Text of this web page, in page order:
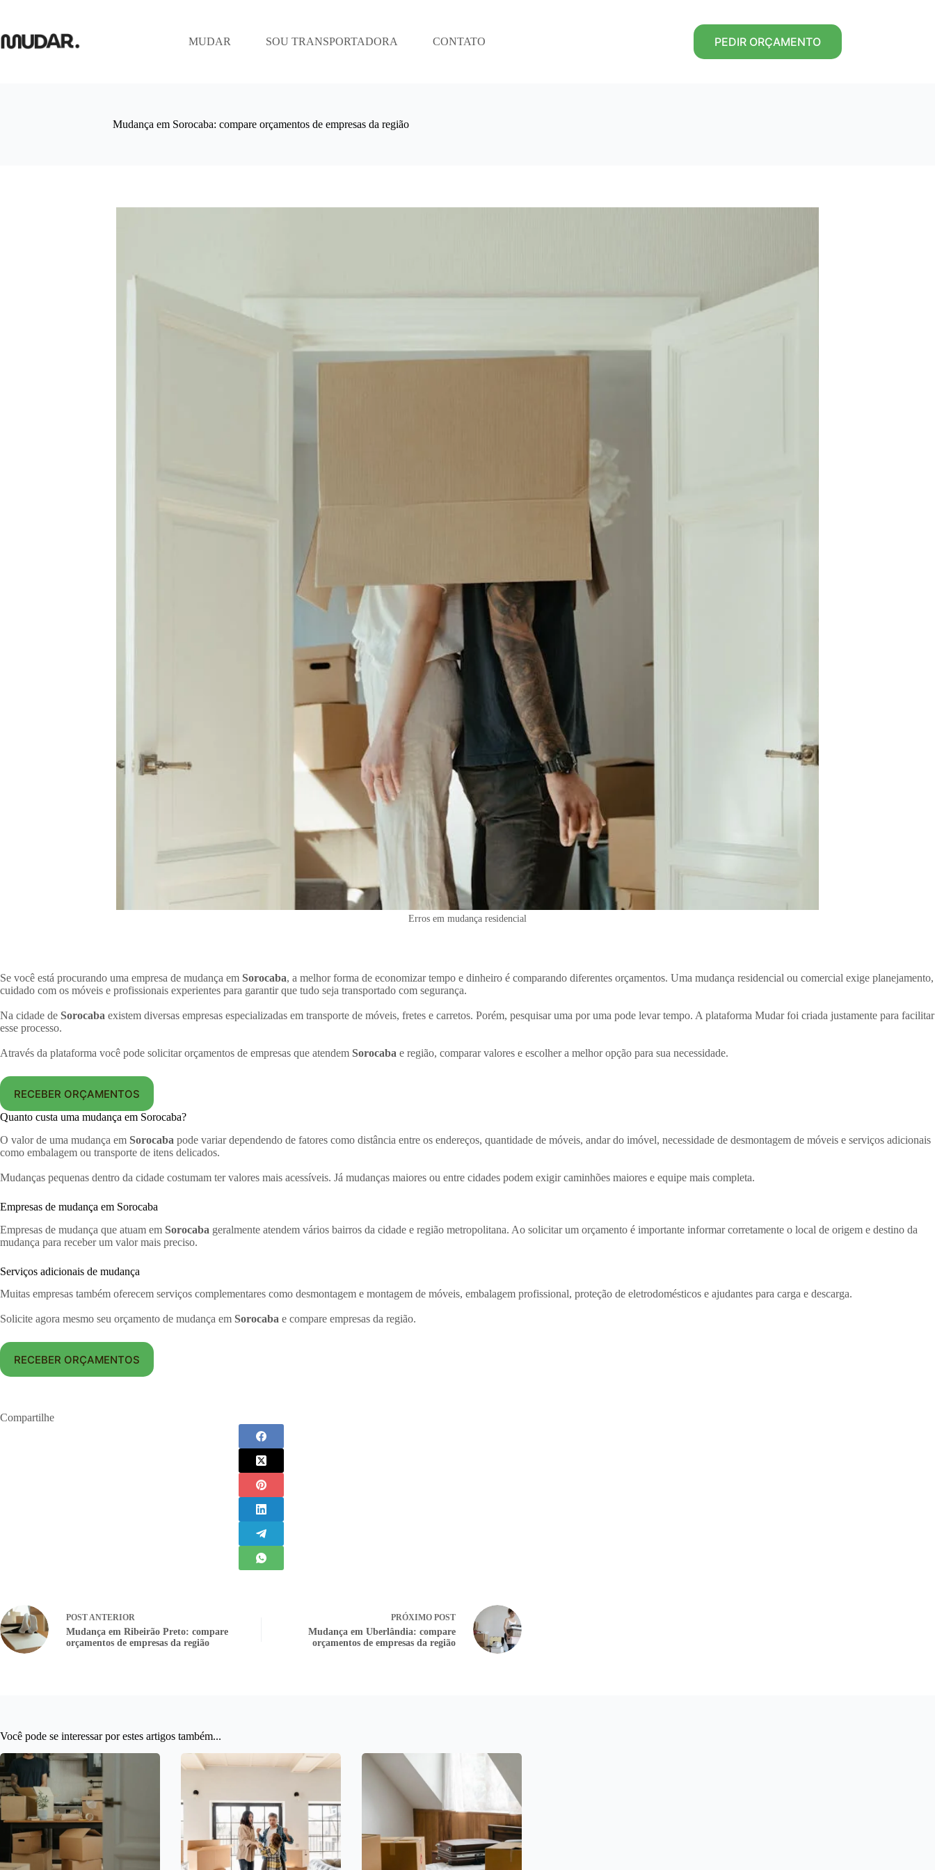
conteúdo
MUDAR SOU TRANSPORTADORA CONTATO PEDIR ORÇAMENTO
Mudança em Sorocaba: compare orçamentos de empresas da região
Erros em mudança residencial
Se você está procurando uma empresa de mudança em Sorocaba, a melhor forma de economizar tempo e dinheiro é comparando diferentes orçamentos. Uma mudança residencial ou comercial exige planejamento,
cuidado com os móveis e profissionais experientes para garantir que tudo seja transportado com segurança.
Na cidade de Sorocaba existem diversas empresas especializadas em transporte de móveis, fretes e carretos. Porém, pesquisar uma por uma pode levar tempo. A plataforma Mudar foi criada justamente para facilitar
esse processo.
Através da plataforma você pode solicitar orçamentos de empresas que atendem Sorocaba e região, comparar valores e escolher a melhor opção para sua necessidade.
RECEBER ORÇAMENTOS
Quanto custa uma mudança em Sorocaba?
O valor de uma mudança em Sorocaba pode variar dependendo de fatores como distância entre os endereços, quantidade de móveis, andar do imóvel, necessidade de desmontagem de móveis e serviços adicionais
como embalagem ou transporte de itens delicados.
Mudanças pequenas dentro da cidade costumam ter valores mais acessíveis. Já mudanças maiores ou entre cidades podem exigir caminhões maiores e equipe mais completa.
Empresas de mudança em Sorocaba
Empresas de mudança que atuam em Sorocaba geralmente atendem vários bairros da cidade e região metropolitana. Ao solicitar um orçamento é importante informar corretamente o local de origem e destino da
mudança para receber um valor mais preciso.
Serviços adicionais de mudança
Muitas empresas também oferecem serviços complementares como desmontagem e montagem de móveis, embalagem profissional, proteção de eletrodomésticos e ajudantes para carga e descarga.
Solicite agora mesmo seu orçamento de mudança em Sorocaba e compare empresas da região.
RECEBER ORÇAMENTOS
Compartilhe
POSTANTERIOR
Mudança em Ribeirão Preto: compare
orçamentos de empresas da região
PRÓXIMO POST
Mudança em Uberlândia: compare
orçamentos de empresas da região
Você pode se interessar por estes artigos também...